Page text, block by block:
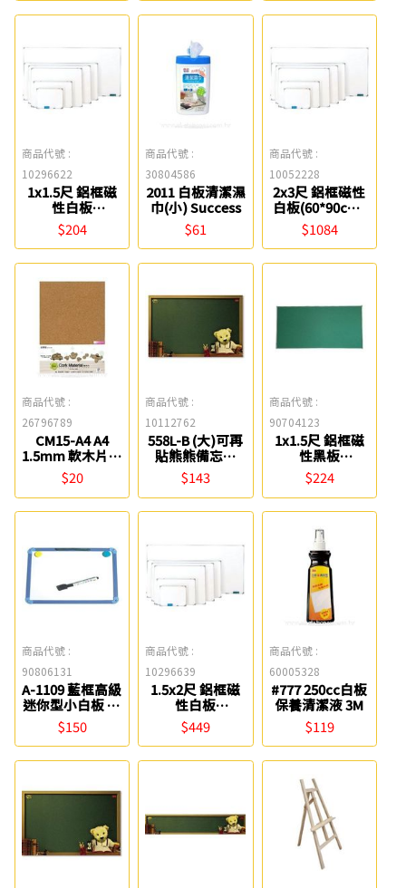
商品代號 :
10296622
1x1.5尺 鋁框磁
性白板
$204
商品代號 :
30804586
2011 白板清潔濕
巾(小) Success
$61
商品代號 :
10052228
2x3尺 鋁框磁性
白板(60*90cm)
0840
$1084
商品代號 :
26796789
CM15-A4 A4
1.5mm 軟木片-1
入 紙博館
$20
商品代號 :
10112762
558L-B (大)可再
貼熊熊備忘板
3M
$143
商品代號 :
90704123
1x1.5尺 鋁框磁
性黑板
$224
商品代號 :
90806131
A-1109 藍框高級
迷你型小白板 巨
倫
$150
商品代號 :
10296639
1.5x2尺 鋁框磁
性白板
$449
商品代號 :
60005328
#777 250cc白板
保養清潔液 3M
$119